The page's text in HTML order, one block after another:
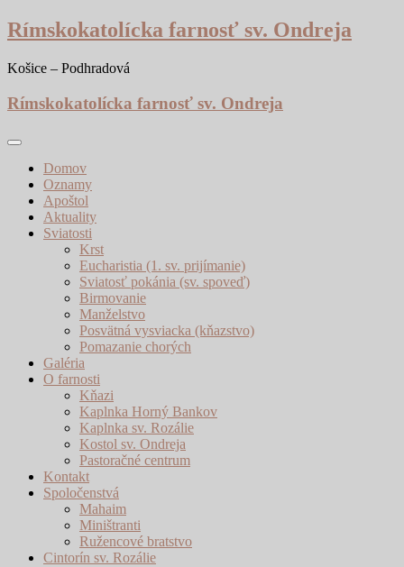
Skip
to
Rímskokatolícka farnosť sv. Ondreja
Košice – Podhradová
Rímskokatolícka farnosť sv. Ondreja
Domov
Oznamy
Apoštol
Aktuality
Sviatosti
Krst
Eucharistia (1. sv. prijímanie)
Sviatosť pokánia (sv. spoveď)
Birmovanie
Manželstvo
Posvätná vysviacka (kňazstvo)
Pomazanie chorých
Galéria
O farnosti
Kňazi
Kaplnka Horný Bankov
Kaplnka sv. Rozálie
Kostol sv. Ondreja
Pastoračné centrum
Kontakt
Spoločenstvá
Mahaim
Miništranti
Ružencové bratstvo
Cintorín sv. Rozálie